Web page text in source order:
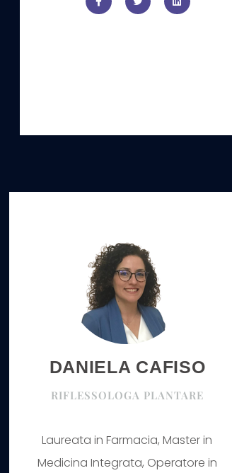
DANIELA CAFISO
RIFLESSOLOGA PLANTARE
Laureata in Farmacia, Master in
Medicina Integrata, Operatore in